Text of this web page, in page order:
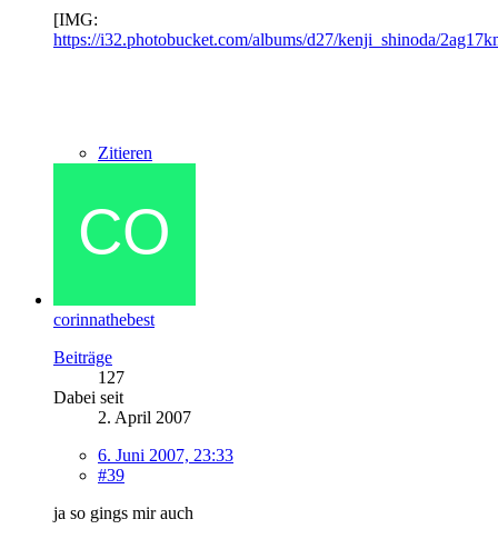
[IMG:
https://i32.photobucket.com/albums/d27/kenji_shinoda/
Zitieren
corinnathebest
Beiträge
127
Dabei seit
2. April 2007
6. Juni 2007, 23:33
#39
ja so gings mir auch